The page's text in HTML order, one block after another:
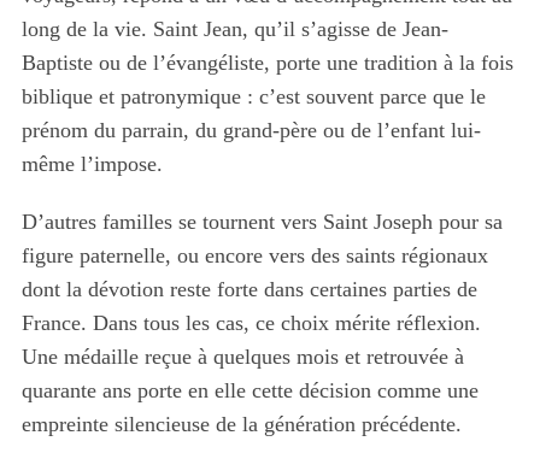
long de la vie. Saint Jean, qu’il s’agisse de Jean-
Baptiste ou de l’évangéliste, porte une tradition à la fois
biblique et patronymique : c’est souvent parce que le
prénom du parrain, du grand-père ou de l’enfant lui-
même l’impose.
D’autres familles se tournent vers Saint Joseph pour sa
figure paternelle, ou encore vers des saints régionaux
dont la dévotion reste forte dans certaines parties de
France. Dans tous les cas, ce choix mérite réflexion.
Une médaille reçue à quelques mois et retrouvée à
quarante ans porte en elle cette décision comme une
empreinte silencieuse de la génération précédente.
a
r
c
o